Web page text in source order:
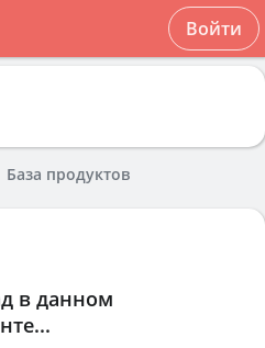
Войти
База продуктов
в данном